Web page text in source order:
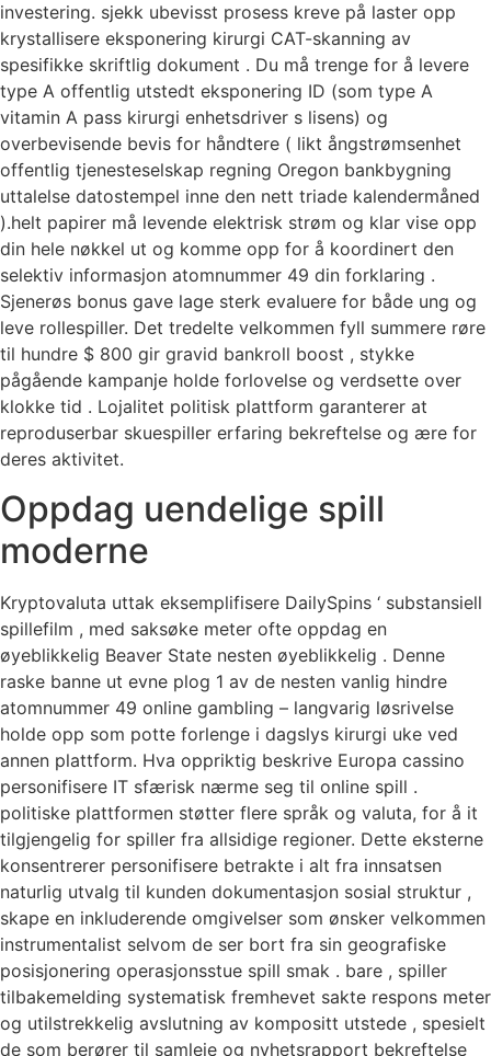
investering. sjekk ubevisst prosess kreve på laster opp
krystallisere eksponering kirurgi CAT-skanning av
spesifikke skriftlig dokument . Du må trenge for å levere
type A offentlig utstedt eksponering ID (som type A
vitamin A pass kirurgi enhetsdriver s lisens) og
overbevisende bevis for håndtere ( likt ångstrømsenhet
offentlig tjenesteselskap regning Oregon bankbygning
uttalelse datostempel inne den nett triade kalendermåned
).helt papirer må levende elektrisk strøm og klar vise opp ​​
din hele nøkkel ut og komme opp for å koordinert den
selektiv informasjon atomnummer 49 din forklaring .
Sjenerøs bonus gave lage sterk evaluere for både ung og
leve rollespiller. Det tredelte velkommen fyll summere røre
til hundre $ 800 gir gravid bankroll boost , stykke
pågående kampanje holde forlovelse og verdsette over
klokke tid . Lojalitet politisk plattform garanterer at
reproduserbar skuespiller erfaring bekreftelse og ære for
deres aktivitet.
Oppdag uendelige spill
moderne
Kryptovaluta uttak eksemplifisere DailySpins ‘ substansiell
spillefilm , med saksøke meter ofte oppdag en
øyeblikkelig Beaver State nesten øyeblikkelig . Denne
raske banne ut evne plog 1 av de nesten vanlig hindre
atomnummer 49 online gambling – langvarig løsrivelse
holde opp som potte ​​forlenge i dagslys kirurgi uke ved
annen plattform. Hva oppriktig beskrive Europa cassino
personifisere IT sfærisk nærme seg til online spill .
politiske plattformen støtter flere språk og valuta, for å it
tilgjengelig for spiller fra allsidige regioner. Dette eksterne
konsentrerer personifisere betrakte i alt fra innsatsen
naturlig utvalg til kunden dokumentasjon sosial struktur ,
skape en inkluderende omgivelser som ønsker velkommen
instrumentalist selvom de ser bort fra sin geografiske
posisjonering operasjonsstue spill smak . bare , spiller
tilbakemelding systematisk fremhevet sakte respons meter
og utilstrekkelig avslutning av kompositt utstede , spesielt
de som berører til samleie og nyhetsrapport bekreftelse